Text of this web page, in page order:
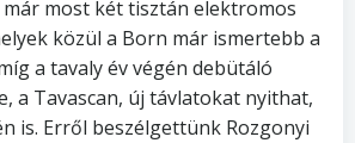
már most két tisztán elektromos
közül a Born már ismertebb a
a tavaly év végén debütáló
a Tavascan, új távlatokat nyithat,
is. Erről beszélgettünk Rozgonyi